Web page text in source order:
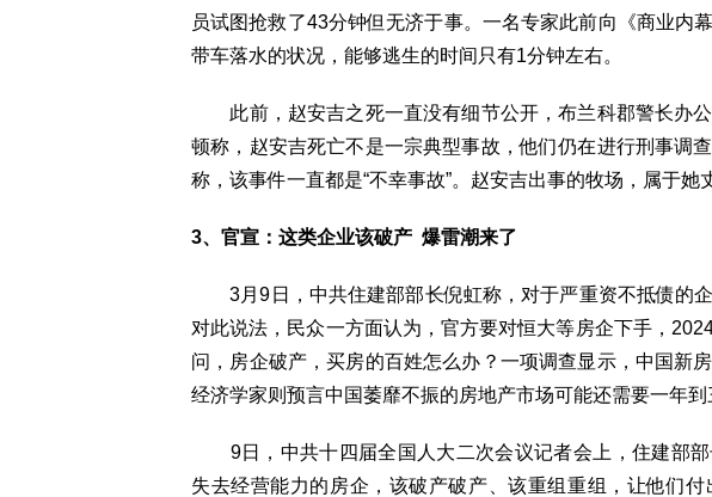
员试图抢救了43分钟但无济于事。一名专家此前向《商业内
带车落水的状况，能够逃生的时间只有1分钟左右。
此前，赵安吉之死一直没有细节公开，布兰科郡警长办
顿称，赵安吉死亡不是一宗典型事故，他们仍在进行刑事调
称，该事件一直都是“不幸事故”。赵安吉出事的牧场，属于她
3、官宣：这类企业该破产 爆雷潮来了
3月9日，中共住建部部长倪虹称，对于严重资不抵债的
对此说法，民众一方面认为，官方要对恒大等房企下手，
问，房企破产，买房的百姓怎么办？一项调查显示，中国新
经济学家则预言中国萎靡不振的房地产市场可能还需要一年到
9日，中共十四届全国人大二次会议记者会上，住建部部
失去经营能力的房企，该破产破产、该重组重组，让他们